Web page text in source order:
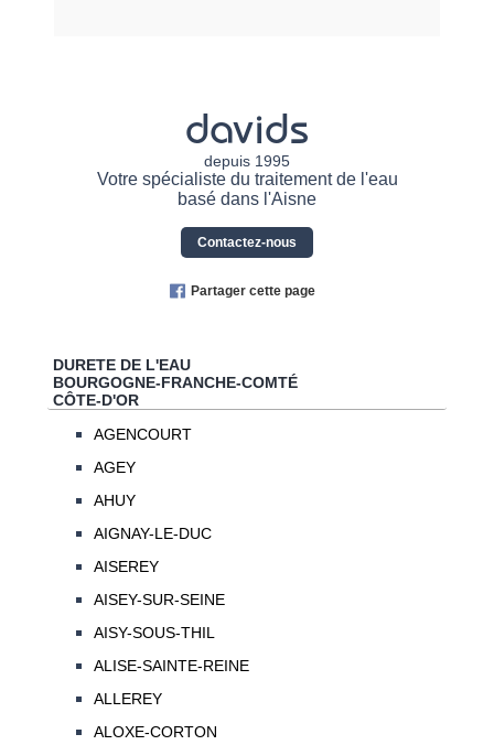
davids
depuis 1995
Votre spécialiste du traitement de l'eau
basé dans l'Aisne
Contactez-nous
Partager cette page
DURETE DE L'EAU
BOURGOGNE-FRANCHE-COMTÉ
CÔTE-D'OR
AGENCOURT
AGEY
AHUY
AIGNAY-LE-DUC
AISEREY
AISEY-SUR-SEINE
AISY-SOUS-THIL
ALISE-SAINTE-REINE
ALLEREY
ALOXE-CORTON